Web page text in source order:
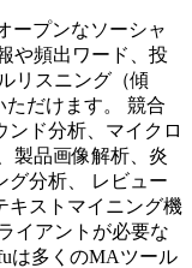
ープンなソーシャ
や頻出ワード、投
リスニング（傾
ただけます。 競合
ンド分析、マイクロ
製品画像解析、炎
グ分析、 レビュー
キストマイニング機
イアントが必要な
は多くのMAツール